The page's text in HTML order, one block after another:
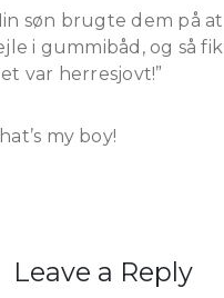
søn brugte dem på
i gummibåd, og så
var herresjovt!”
my boy!
Leave a Reply